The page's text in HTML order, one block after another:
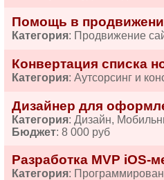
Помощь в
Категория: Продвижение
Конвертация списка
Категория: Аутсорсинг и
Дизайнер для
Категория: Дизайн,
Бюджет: 8 000 руб
Разработка MVP iOS-
Категория: